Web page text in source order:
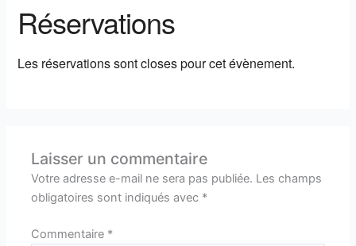
Réservations
Les réservations sont closes pour cet évènement.
Laisser un commentaire
Votre adresse e-mail ne sera pas publiée. Les champs
obligatoires sont indiqués avec *
Commentaire *